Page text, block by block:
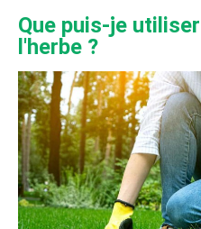
Que puis-je
l'herbe ?